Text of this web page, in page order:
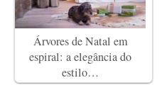
Árvores de Natal em
espiral: a elegância do
estilo…